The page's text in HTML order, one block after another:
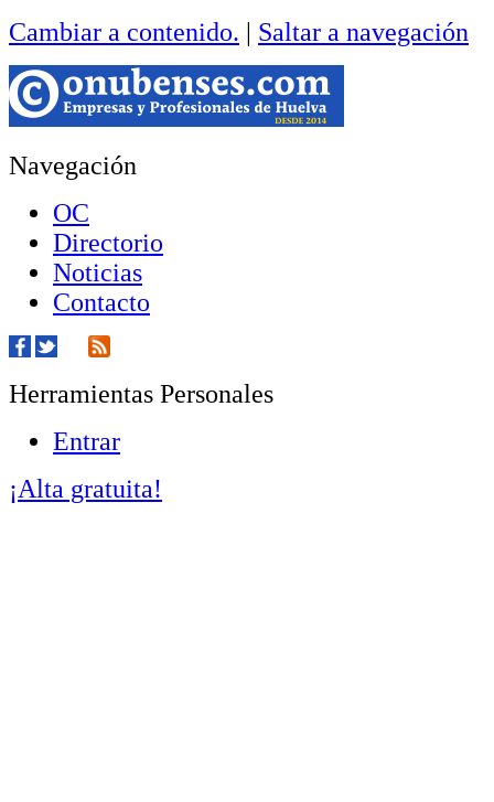
Cambiar a contenido. | Saltar a navegación
Navegación
OC
Directorio
Noticias
Contacto
Herramientas Personales
Entrar
¡Alta gratuita!